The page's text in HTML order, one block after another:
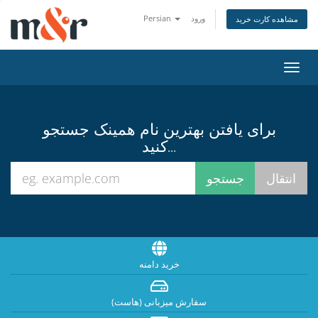
Persian ورود مشاهده کارت خرید
تغییر
برای یافتن بهترین نام همینک جستجو
کنید...
خرید دامنه
سفارش میزبانی (هاست)